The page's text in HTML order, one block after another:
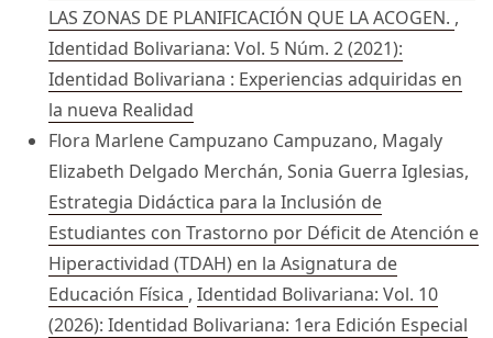
LAS ZONAS DE PLANIFICACIÓN QUE LA ACOGEN. ,
Identidad Bolivariana: Vol. 5 Núm. 2 (2021):
Identidad Bolivariana : Experiencias adquiridas en
la nueva Realidad
Flora Marlene Campuzano Campuzano, Magaly
Elizabeth Delgado Merchán, Sonia Guerra Iglesias,
Estrategia Didáctica para la Inclusión de
Estudiantes con Trastorno por Déficit de Atención e
Hiperactividad (TDAH) en la Asignatura de
Educación Física , Identidad Bolivariana: Vol. 10
(2026): Identidad Bolivariana: 1era Edición Especial